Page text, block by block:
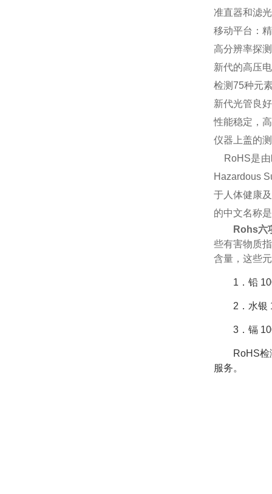
准直器和滤
移动平台：
高分辨率探
新代的高压
检测75种元
新代光管良
性能稳定，
仪器上盖的
RoHS是由
Hazardous
于人体健康
的中文名称
Rohs六
些有害物质
含量，这些
1．铅
2．水银
3．镉
RoHS
服务。